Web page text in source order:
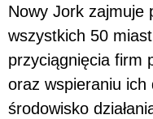
Nowy Jork zajmuje
wszystkich 50
przyciągnięcia firm
oraz wspieraniu ich
środowisko